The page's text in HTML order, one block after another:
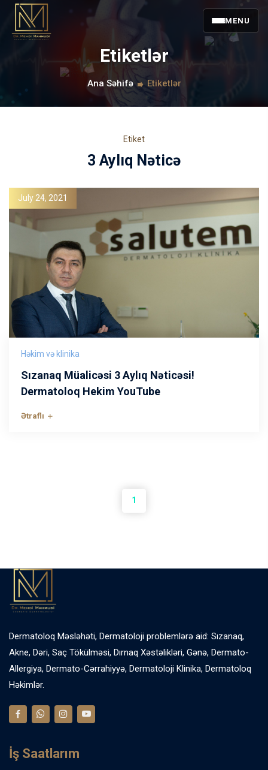
MENU
Etiketlər
Ana Səhifə Etiketlər
Etiket
3 Aylıq Nəticə
July 24, 2021
Həkim və klinika
Sızanaq Müalicəsi 3 Aylıq Nəticəsi!
Dermatoloq Hekim YouTube
Ətraflı
1
Dermatoloq Məsləhəti, Dermatoloji problemlərə aid: Sızanaq,
Akne, Dəri, Saç Tökülməsi, Dırnaq Xəstəlikləri, Gənə, Dermato-
Allergiya, Dermato-Cərrahiyyə, Dermatoloji Klinika, Dermatoloq
Həkimlər.
İş Saatlarım